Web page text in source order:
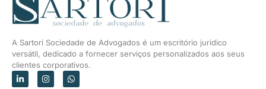
A Sartori Sociedade de Advogados é um escritório jurídico
versátil, dedicado a fornecer serviços personalizados aos seus
clientes corporativos.